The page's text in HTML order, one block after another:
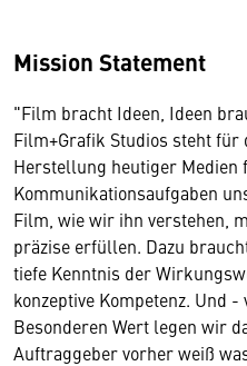
Mission Statement
"Film bracht Ideen, Ideen
Film+Grafik Studios steht
Herstellung heutiger Medien
Kommunikationsaufgaben
Film, wie wir ihn verstehen,
präzise erfüllen. Dazu
tiefe Kenntnis der
konzeptive Kompetenz. Und
Besonderen Wert legen wir
Auftraggeber vorher weiß